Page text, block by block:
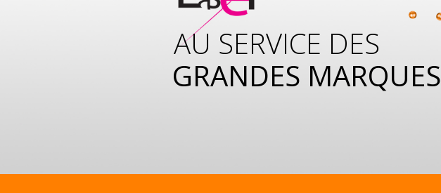
GRANDES MARQUES
AU SERVICE DES